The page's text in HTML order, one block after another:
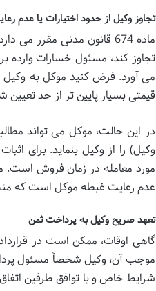
تجاوز وکیل از حدود اختیارات یا عدم رعایت
ماده 674 قانون مدنی
تجاوز کند، مسئول خسارات وارده
می آورد. فرض کنید موکل به
قیمتی بسیار پایین تر از حد
در این حالت، موکل می تواند
وکیل) را از وکیل بنماید. برای
مورد معامله در زمان فروش است.
عدم رعایت غبطه موکل است که
تعهد صریح وکیل به پرداخت ثمن
گاهی اوقات، ممکن است در
موجب آن، وکیل شخصاً مسئول
شرایط خاص و با توافق طرفین